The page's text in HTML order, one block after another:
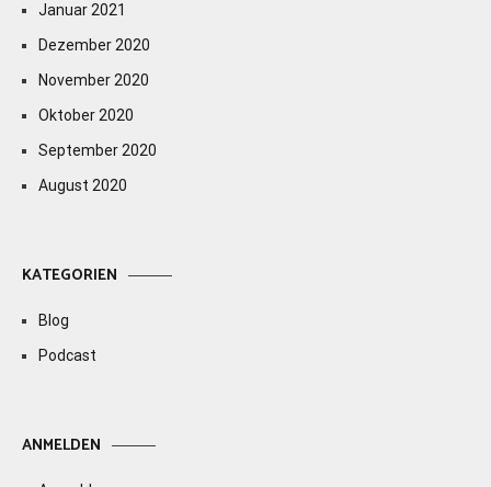
Januar 2021
Dezember 2020
November 2020
Oktober 2020
September 2020
August 2020
KATEGORIEN
Blog
Podcast
ANMELDEN